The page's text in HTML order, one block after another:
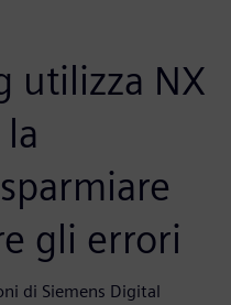
utilizza NX
gli errori
di Siemens Digital